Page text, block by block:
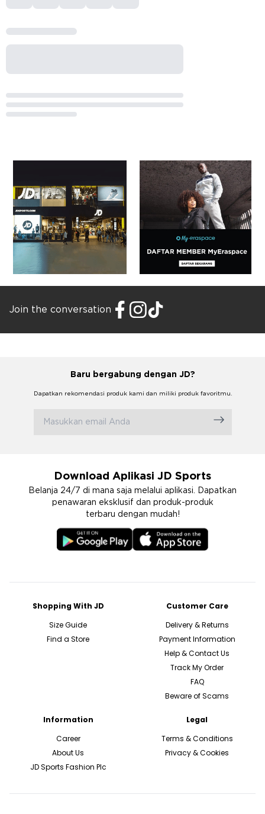
Join the conversation
Baru bergabung dengan JD?
Dapatkan rekomendasi produk kami dan miliki produk favoritmu.
Download Aplikasi JD Sports
Belanja 24/7 di mana saja melalui aplikasi. Dapatkan
penawaran eksklusif dan produk-produk
terbaru dengan mudah!
Shopping With JD
Size Guide
Find a Store
Customer Care
Delivery & Returns
Payment Information
Help & Contact Us
Track My Order
FAQ
Beware of Scams
Information
Career
About Us
JD Sports Fashion Plc
Legal
Terms & Conditions
Privacy & Cookies